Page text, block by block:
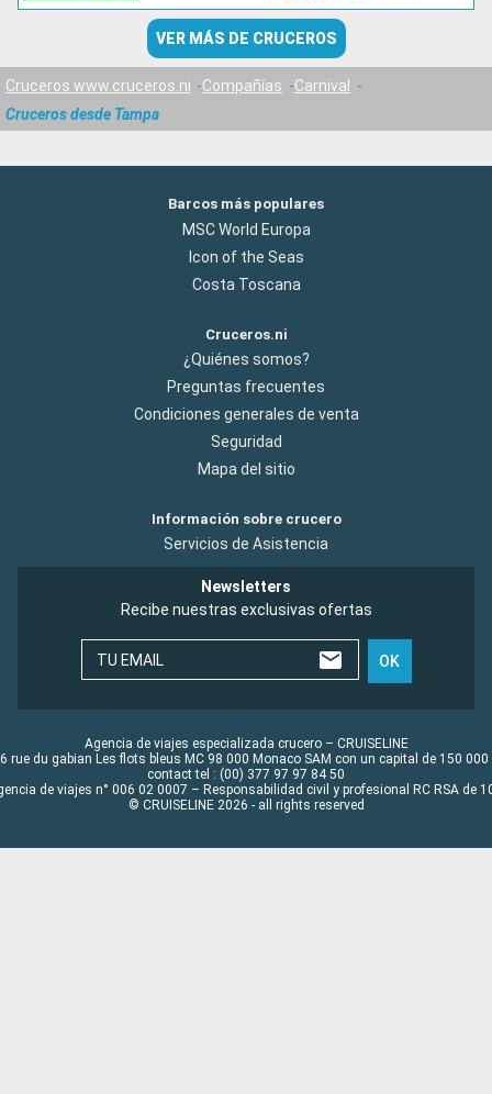
VER MÁS DE CRUCEROS
Cruceros www.cruceros.ni Compañías
Carnival
Cruceros desde Tampa
Barcos más populares
MSC World Europa
Icon of the Seas
Costa Toscana
Cruceros.ni
¿Quiénes somos?
Preguntas frecuentes
Condiciones generales de venta
Seguridad
Mapa del sitio
Información sobre crucero
Servicios de Asistencia
Newsletters
Recibe nuestras exclusivas ofertas
TU EMAIL OK
Agencia de viajes especializada crucero – CRUISELINE
rue du gabian Les flots bleus MC 98 000 Monaco SAM con un capital de 150 000
contact tel : (00) 377 97 97 84 50
de viajes n° 006 02 0007 – Responsabilidad civil y profesional RC RSA de
© CRUISELINE 2026 - all rights reserved